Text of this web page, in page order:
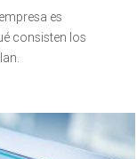
es
consisten los